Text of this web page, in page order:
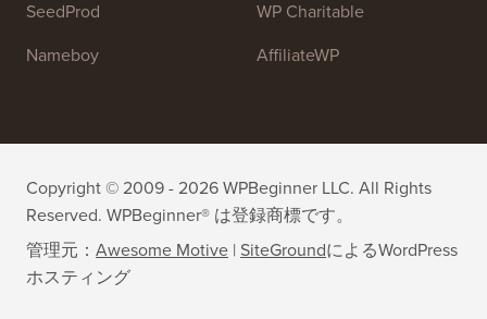
WPForms
All in One SEO
WP Mail SMTP
Smash Balloon
SeedProd
Nameboy
WP Simple Pay
Easy Digital Downloads
RafflePress
PushEngage
WP Charitable